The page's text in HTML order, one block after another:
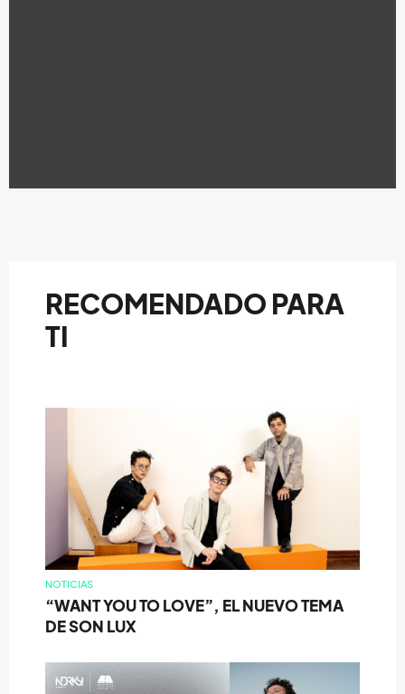
RECOMENDADO PARA
TI
NOTICIAS
“WANT YOU TO LOVE”, EL NUEVO TEMA
DE SON LUX